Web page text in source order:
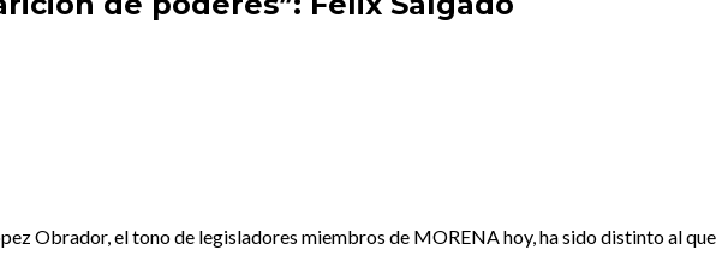
Obrador, el tono de legisladores miembros de MORENA hoy, ha sido distinto al que